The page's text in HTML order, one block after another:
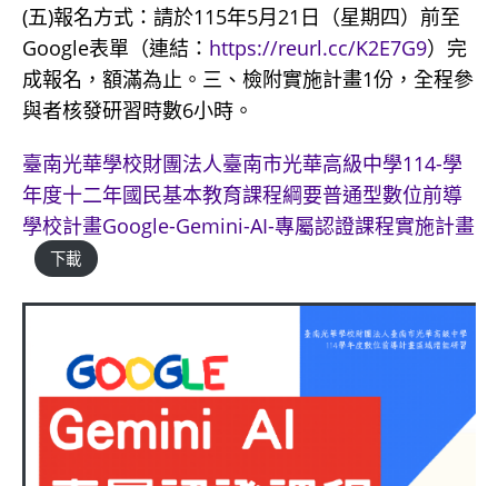
(五)報名方式：請於115年5月21日（星期四）前至
Google表單（連結： https://reurl.cc/K2E7G9）完
成報名，額滿為止。三、檢附實施計畫1份，全程參
與者核發研習時數6小時。
臺南光華學校財團法人臺南市光華高級中學114-學
年度十二年國民基本教育課程綱要普通型數位前導
學校計畫Google-Gemini-AI-專屬認證課程實施計畫
下載